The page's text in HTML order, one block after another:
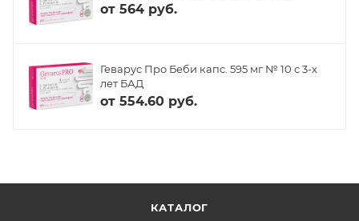
от 564 руб.
Геварус Про Беби капс. 595 мг № 10 с 3-х
лет БАД
от 554.60 руб.
КАТАЛОГ